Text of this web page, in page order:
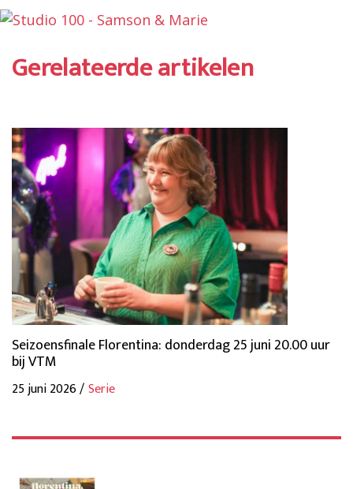
Gerelateerde artikelen
Seizoensfinale Florentina: donderdag 25 juni 20.00 uur
bij VTM
25 juni 2026 /Serie